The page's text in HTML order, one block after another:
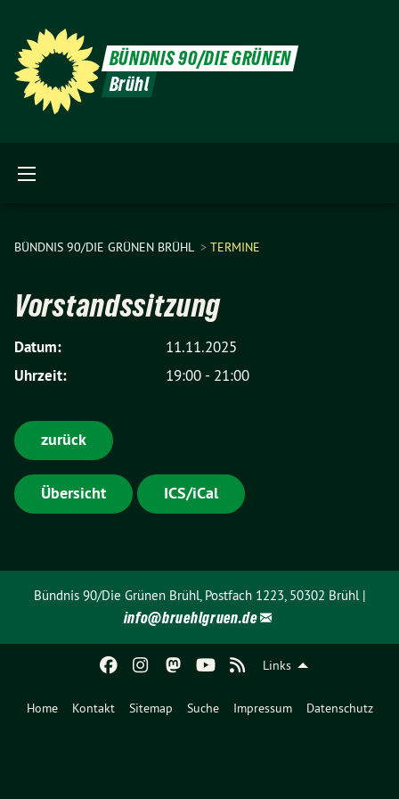
Links
Home Kontakt Sitemap Suche Impressum Datenschutz
BÜNDNIS 90/DIE GRÜNEN
Brühl
BÜNDNIS 90/DIE GRÜNEN BRÜHL TERMINE
Vorstandssitzung
Datum:
11.11.2025
Uhrzeit:
19:00 - 21:00
zurück
Übersicht ICS/iCal
Bündnis 90/Die Grünen Brühl, Postfach 1223, 50302 Brühl |
info@bruehlgruen.de